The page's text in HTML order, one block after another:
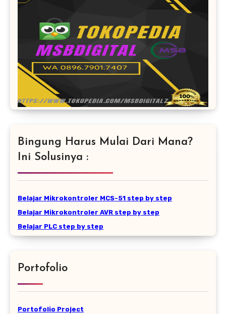
Bingung Harus Mulai Dari Mana?
Ini Solusinya :
Belajar Mikrokontroler MCS-51 step by step
Belajar Mikrokontroler AVR step by step
Belajar PLC step by step
Portofolio
Portofolio Project